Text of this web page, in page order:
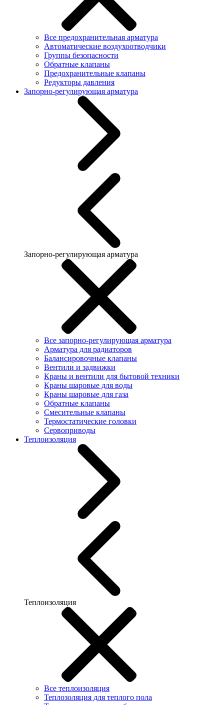
Все предохранительная арматура
Автоматические воздухоотводчики
Группы безопасности
Обратные клапаны
Предохранительные клапаны
Редукторы давления
Запорно-регулирующая арматура
Запорно-регулирующая арматура
Все запорно-регулирующая арматура
Арматура для радиаторов
Балансировочные клапаны
Вентили и задвижки
Краны и вентили для бытовой техники
Краны шаровые для воды
Краны шаровые для газа
Обратные клапаны
Смесительные клапаны
Термостатические головки
Сервоприводы
Теплоизоляция
Теплоизоляция
Все теплоизоляция
Теплозоляция для теплого пола